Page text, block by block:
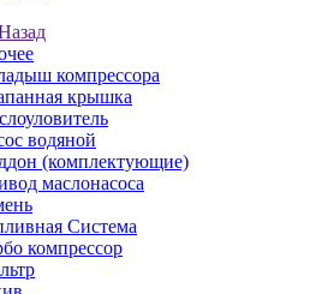
компрессора
крышка
водяной
(комплектующие)
маслонасоса
Система
компрессор